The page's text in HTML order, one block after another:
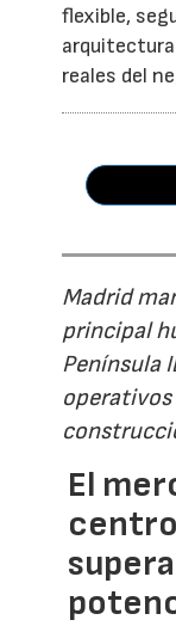
flexible,
reales del
Madrid
principal
Península
operativos
El